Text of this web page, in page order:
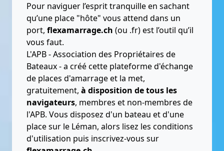
Pour naviguer l’esprit tranquille en sachant
qu’une place "hôte" vous attend dans un
port, flexamarrage.ch (ou .fr) est l’outil qu’il
vous faut.
L'APB - Association des Propriétaires de
Bateaux - a créé cette plateforme d'échange
de places d'amarrage et la met,
gratuitement, à disposition de tous les
navigateurs, membres et non-membres de
l'APB. Vous disposez d'un bateau et d'une
place sur le Léman, alors lisez les conditions
d'utilisation puis inscrivez-vous sur